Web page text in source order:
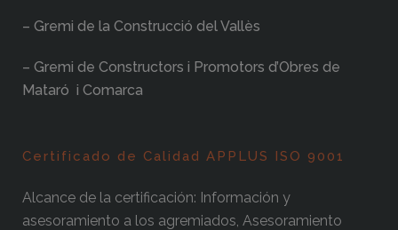
– Gremi de la Construcció del Vallès
– Gremi de Constructors i Promotors d’Obres de
Mataró i Comarca
Certificado de Calidad APPLUS ISO 9001
Alcance de la certificación: Información y
asesoramiento a los agremiados, Asesoramiento